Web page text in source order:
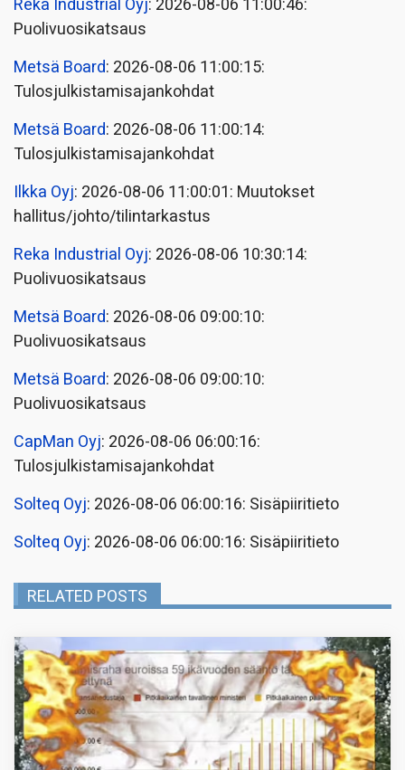
Reka Industrial Oyj: 2026-08-06 11:00:46:
Puolivuosikatsaus
Metsä Board: 2026-08-06 11:00:15:
Tulosjulkistamisajankohdat
Metsä Board: 2026-08-06 11:00:14:
Tulosjulkistamisajankohdat
Ilkka Oyj: 2026-08-06 11:00:01: Muutokset
hallitus/johto/tilintarkastus
Reka Industrial Oyj: 2026-08-06 10:30:14:
Puolivuosikatsaus
Metsä Board: 2026-08-06 09:00:10:
Puolivuosikatsaus
Metsä Board: 2026-08-06 09:00:10:
Puolivuosikatsaus
CapMan Oyj: 2026-08-06 06:00:16:
Tulosjulkistamisajankohdat
Solteq Oyj: 2026-08-06 06:00:16: Sisäpiiritieto
Solteq Oyj: 2026-08-06 06:00:16: Sisäpiiritieto
RELATED POSTS